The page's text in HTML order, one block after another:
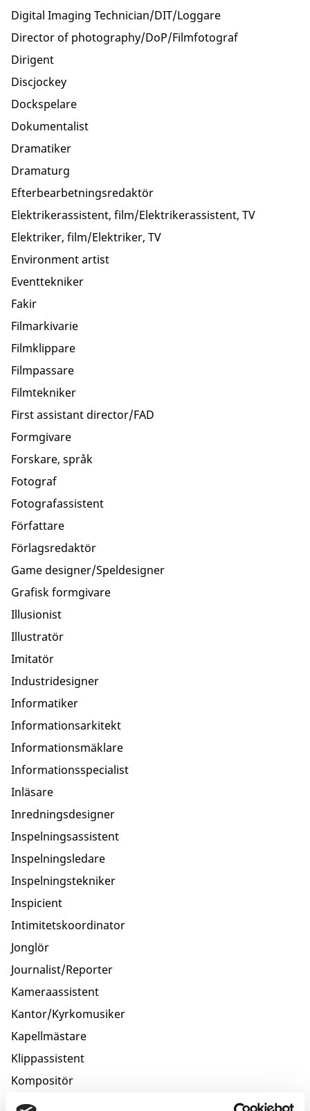
Digital Imaging Technician/DIT/Loggare
Director of photography/DoP/Filmfotograf
Dirigent
Discjockey
Dockspelare
Dokumentalist
Dramatiker
Dramaturg
Efterbearbetningsredaktör
Elektrikerassistent, film/Elektrikerassistent, TV
Elektriker, film/Elektriker, TV
Environment artist
Eventtekniker
Fakir
Filmarkivarie
Filmklippare
Filmpassare
Filmtekniker
First assistant director/FAD
Formgivare
Forskare, språk
Fotograf
Fotografassistent
Författare
Förlagsredaktör
Game designer/Speldesigner
Grafisk formgivare
Illusionist
Illustratör
Imitatör
Industridesigner
Informatiker
Informationsarkitekt
Informationsmäklare
Informationsspecialist
Inläsare
Inredningsdesigner
Inspelningsassistent
Inspelningsledare
Inspelningstekniker
Inspicient
Intimitetskoordinator
Jonglör
Journalist/Reporter
Kameraassistent
Kantor/Kyrkomusiker
Kapellmästare
Klippassistent
Kompositör
Konferencier